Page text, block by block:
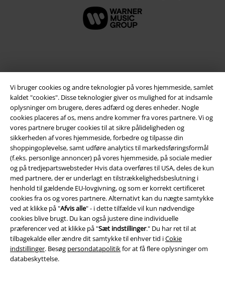
Vi bruger cookies og andre teknologier på vores hjemmeside, samlet
kaldet "cookies". Disse teknologier giver os mulighed for at indsamle
oplysninger om brugere, deres adfærd og deres enheder. Nogle
cookies placeres af os, mens andre kommer fra vores partnere. Vi og
vores partnere bruger cookies til at sikre pålideligheden og
sikkerheden af ​​vores hjemmeside, forbedre og tilpasse din
shoppingoplevelse, samt udføre analytics til markedsføringsformål
(f.eks. personlige annoncer) på vores hjemmeside, på sociale medier
og på tredjepartswebsteder Hvis data overføres til USA, deles de kun
med partnere, der er underlagt en tilstrækkelighedsbeslutning i
henhold til gældende EU-lovgivning, og som er korrekt certificeret
cookies fra os og vores partnere. Alternativt kan du nægte samtykke
ved at klikke på "Afvis alle" - i dette tilfælde vil kun nødvendige
cookies blive brugt. Du kan også justere dine individuelle
præferencer ved at klikke på "Sæt indstillinger." Du har ret til at
tilbagekalde eller ændre dit samtykke til enhver tid iCokie
indstillinger. Besøg persondatapolitikfor at få flere oplysninger om
databeskyttelse.
Juridisk
Salgs-, medlems- & leveringsbetingelser
Om EMP Danmark
Persondatapolitik
Bortskaffelse af affald og miljøbeskyttelse
Overensstemmelseserklæring